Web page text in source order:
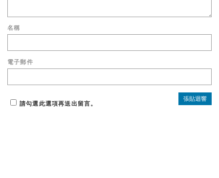
名稱
電子郵件
請勾選此選項再送出留言。